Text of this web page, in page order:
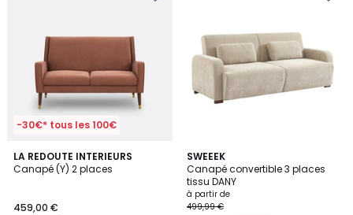
-30€* tous les 100€
LA REDOUTE INTERIEURS
Canapé (Y) 2 places
459,00 €
4,5
/ 5
5
Couleurs
SWEEEK
Canapé convertible 3 places
tissu DANY
à partir de
499,99 €
4,6
/ 5
4
Couleurs